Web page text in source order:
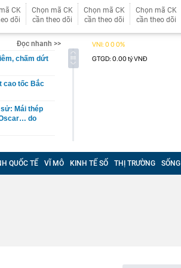
CK
dõi
Chọn mã CK
cần theo dõi
Chọn mã CK
cần theo dõi
Chọn mã CK
cần theo dõi
Đọc nhanh >>
chấm dứt
cao tốc Bắc
Mái thép
do
bên vệ
QUỐC TẾ VĨ MÔ KINH TẾ SỐ THỊ TRƯỜNG SỐNG